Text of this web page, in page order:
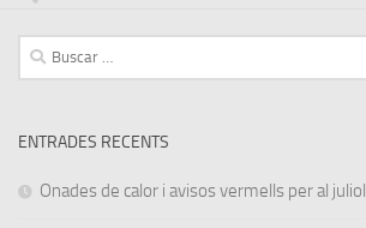
Buscar:
ENTRADES RECENTS
Onades de calor i avisos vermells per al juliol